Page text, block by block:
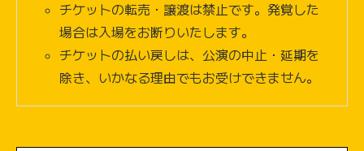
チケットの転売・譲渡は禁止です。発覚した
場合は入場をお断りいたします。
チケットの払い戻しは、公演の中止・延期を
除き、いかなる理由でもお受けできません。